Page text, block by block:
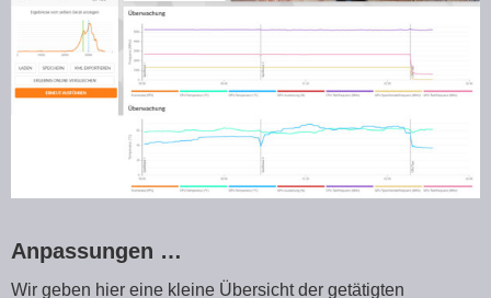
Anpassungen …
Wir geben hier eine kleine Übersicht der getätigten